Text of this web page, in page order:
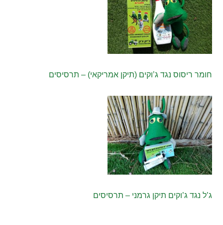
חומר ריסוס נגד ג’וקים (תיקן אמריקאי) – תרסיסים
ג’ל נגד ג’וקים תיקן גרמני – תרסיסים